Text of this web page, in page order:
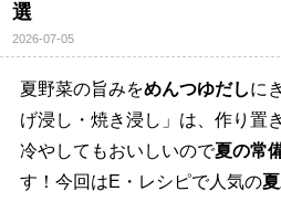
選
2026-07-05
夏野菜の旨みをめんつゆだしに
げ浸し・焼き浸し」は、作り置
冷やしてもおいしいので夏の常
す！今回はE・レシピで人気の